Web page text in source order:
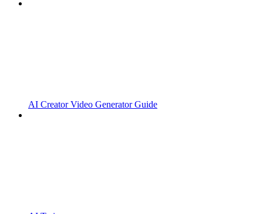
AI Creator Video Generator Guide